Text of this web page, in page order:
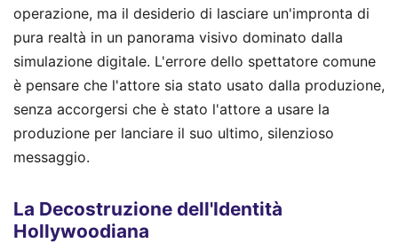
operazione, ma il desiderio di lasciare un'impronta di
pura realtà in un panorama visivo dominato dalla
simulazione digitale. L'errore dello spettatore comune
è pensare che l'attore sia stato usato dalla produzione,
senza accorgersi che è stato l'attore a usare la
produzione per lanciare il suo ultimo, silenzioso
messaggio.
La Decostruzione dell'Identità
Hollywoodiana